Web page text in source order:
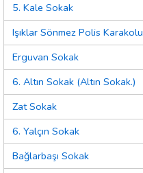
5. Kale Sokak
Işıklar Sönmez Polis Karakolu
Erguvan Sokak
6. Altın Sokak (Altın Sokak.)
Zat Sokak
6. Yalçın Sokak
Bağlarbaşı Sokak